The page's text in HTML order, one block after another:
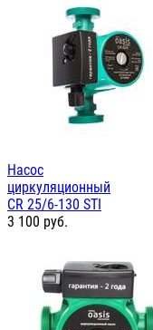
Насос
циркуляционный
СR 25/6-130 STI
3 100 руб.